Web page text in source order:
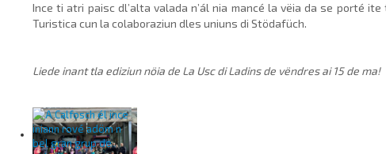
Ince ti atri paisc dl’alta valada n’ál nia mancé la vëia da se porté
Turistica cun la colaboraziun dles uniuns di Stöda­füch.
Liede inant tla ediziun nöia de La Usc di Ladins de vëndres ai 15 de ma!